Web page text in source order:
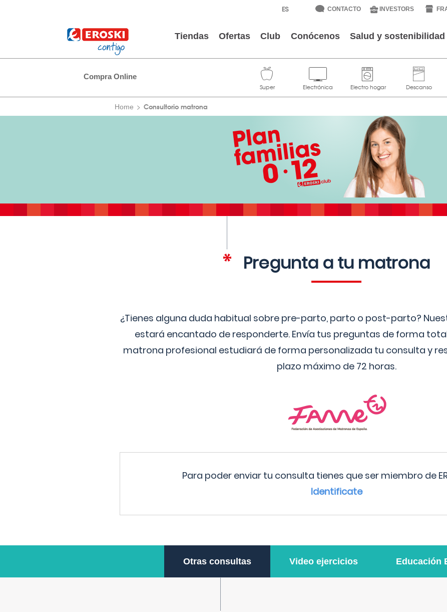
CONTACTO INVESTORS
Tiendas Ofertas Club Conócenos Salud y sostenibilidad
Compra Online
Home Consultorio matrona
Pregunta a tu matrona
¿Tienes alguna duda habitual sobre pre-parto, parto o post-parto?
estará encantado de responderte. Envía tus preguntas de forma
matrona profesional estudiará de forma personalizada tu consulta y
plazo máximo de 72 horas.
Para poder enviar tu consulta tienes que ser miembro de
Identificate
Otras consultas Video ejercicios Educación